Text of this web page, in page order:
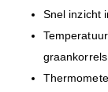
Snel inzicht
graankorrels